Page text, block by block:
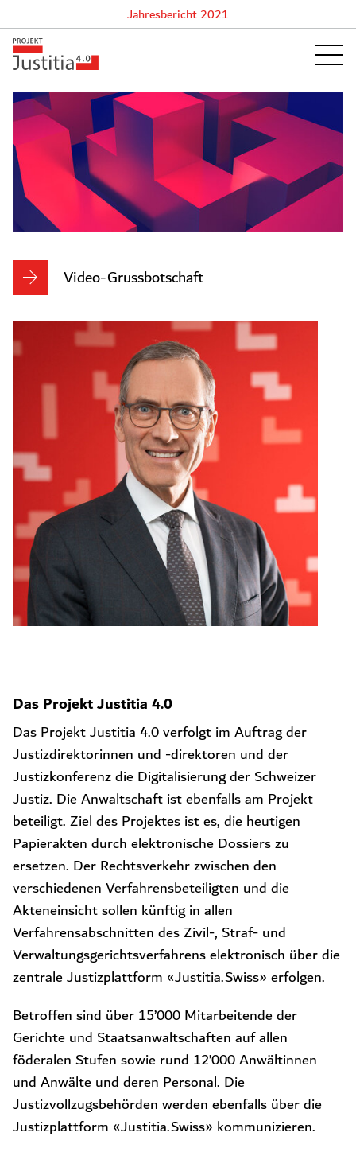
Jahresbericht 2021
Jahresbericht
2021
Video-Grussbotschaft
Das Projekt Justitia 4.0
Das Projekt Justitia 4.0 verfolgt im Auftrag der
Justizdirektorinnen und -direktoren und der
Justizkonferenz die Digitalisierung der Schweizer
Justiz. Die Anwaltschaft ist ebenfalls am Projekt
beteiligt. Ziel des Projektes ist es, die heutigen
Papierakten durch elektronische Dossiers zu
ersetzen. Der Rechtsverkehr zwischen den
verschiedenen Verfahrensbeteiligten und die
Akteneinsicht sollen künftig in allen
Verfahrensabschnitten des Zivil-, Straf- und
Verwaltungsgerichtsverfahrens elektronisch über die
zentrale Justizplattform «Justitia.Swiss» erfolgen.
Betroffen sind über 15’000 Mitarbeitende der
Gerichte und Staatsanwaltschaften auf allen
föderalen Stufen sowie rund 12’000 Anwältinnen
und Anwälte und deren Personal. Die
Justizvollzugsbehörden werden ebenfalls über die
Justizplattform «Justitia.Swiss» kommunizieren.